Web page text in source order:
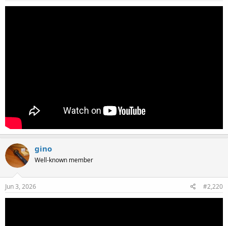
gino
Well-known member
Jun 3, 2026 #2,220